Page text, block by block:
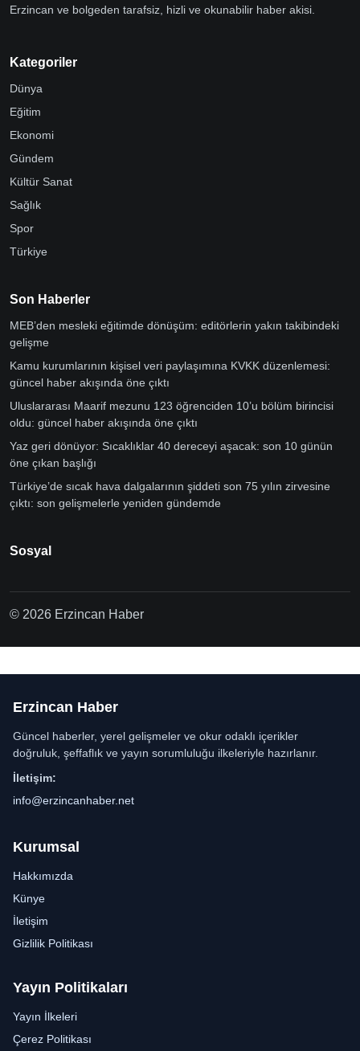
Erzincan ve bolgeden tarafsiz, hizli ve okunabilir haber akisi.
Kategoriler
Dünya
Eğitim
Ekonomi
Gündem
Kültür Sanat
Sağlık
Spor
Türkiye
Son Haberler
MEB’den mesleki eğitimde dönüşüm: editörlerin yakın takibindeki
gelişme
Kamu kurumlarının kişisel veri paylaşımına KVKK düzenlemesi:
güncel haber akışında öne çıktı
Uluslararası Maarif mezunu 123 öğrenciden 10’u bölüm birincisi
oldu: güncel haber akışında öne çıktı
Yaz geri dönüyor: Sıcaklıklar 40 dereceyi aşacak: son 10 günün
öne çıkan başlığı
Türkiye’de sıcak hava dalgalarının şiddeti son 75 yılın zirvesine
çıktı: son gelişmelerle yeniden gündemde
Sosyal
© 2026 Erzincan Haber
Erzincan Haber
Güncel haberler, yerel gelişmeler ve okur odaklı içerikler
doğruluk, şeffaflık ve yayın sorumluluğu ilkeleriyle hazırlanır.
İletişim:
info@erzincanhaber.net
Kurumsal
Hakkımızda
Künye
İletişim
Gizlilik Politikası
Yayın Politikaları
Yayın İlkeleri
Çerez Politikası